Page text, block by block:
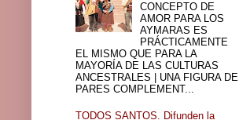
CONCEPTO DE
AMOR PARA LOS
AYMARAS ES
PRÁCTICAMENTE
EL MISMO QUE PARA LA
MAYORÍA DE LAS CULTURAS
ANCESTRALES | UNA FIGURA DE
PARES COMPLEMENT...
TODOS SANTOS. Difunden la